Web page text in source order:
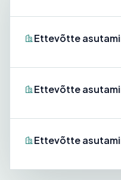
Ettevõtte
Ettevõtte
Ettevõtte